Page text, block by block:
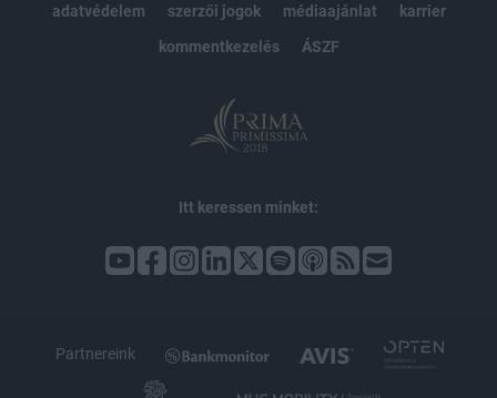
adatvédelem
szerzői jogok médiaajánlat
karrier
kommentkezelés
ÁSZF
Itt keressen minket:
Partnereink